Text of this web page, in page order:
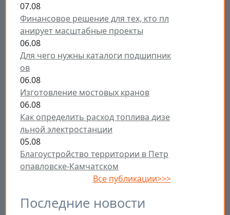
07.08
Финансовое решение для тех, кто пл
анирует масштабные проекты
06.08
Для чего нужны каталоги подшипник
ов
06.08
Изготовление мостовых кранов
06.08
Как определить расход топлива дизе
льной электростанции
05.08
Благоустройство территории в Петр
опавловске-Камчатском
Все публикации>>>
Последние новости